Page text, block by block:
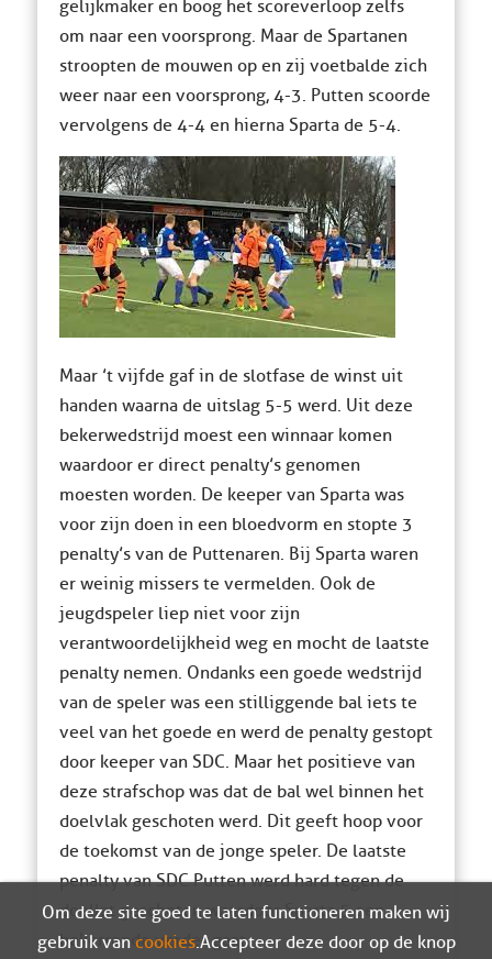
gelijkmaker en boog het scoreverloop zelfs
om naar een voorsprong. Maar de Spartanen
stroopten de mouwen op en zij voetbalde zich
weer naar een voorsprong, 4-3. Putten scoorde
vervolgens de 4-4 en hierna Sparta de 5-4.
Maar ’t vijfde gaf in de slotfase de winst uit
handen waarna de uitslag 5-5 werd. Uit deze
bekerwedstrijd moest een winnaar komen
waardoor er direct penalty’s genomen
moesten worden. De keeper van Sparta was
voor zijn doen in een bloedvorm en stopte 3
penalty’s van de Puttenaren. Bij Sparta waren
er weinig missers te vermelden. Ook de
jeugdspeler liep niet voor zijn
verantwoordelijkheid weg en mocht de laatste
penalty nemen. Ondanks een goede wedstrijd
van de speler was een stilliggende bal iets te
veel van het goede en werd de penalty gestopt
door keeper van SDC. Maar het positieve van
deze strafschop was dat de bal wel binnen het
doelvlak geschoten werd. Dit geeft hoop voor
de toekomst van de jonge speler. De laatste
penalty van SDC Putten werd hard tegen de
doellat geschoten waardoor Sparta 5 een
bekerronde verder gaat.
Om deze site goed te laten functioneren maken wij
gebruik van cookies. Accepteer deze door op de knop